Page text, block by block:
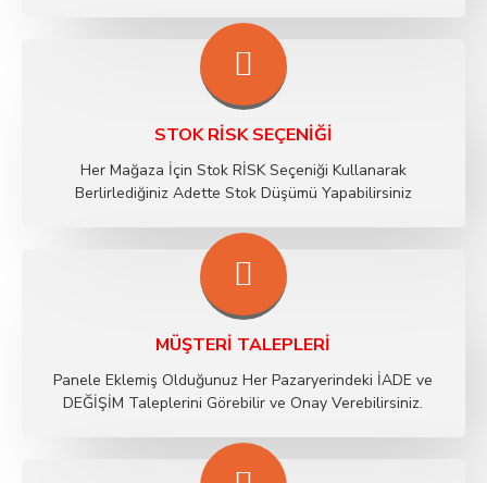
STOK RİSK SEÇENIĞI
Her Mağaza İçin Stok RİSK Seçeniği Kullanarak
Berlirlediğiniz Adette Stok Düşümü Yapabilirsiniz
MÜŞTERI TALEPLERI
Panele Eklemiş Olduğunuz Her Pazaryerindeki İADE ve
DEĞİŞİM Taleplerini Görebilir ve Onay Verebilirsiniz.